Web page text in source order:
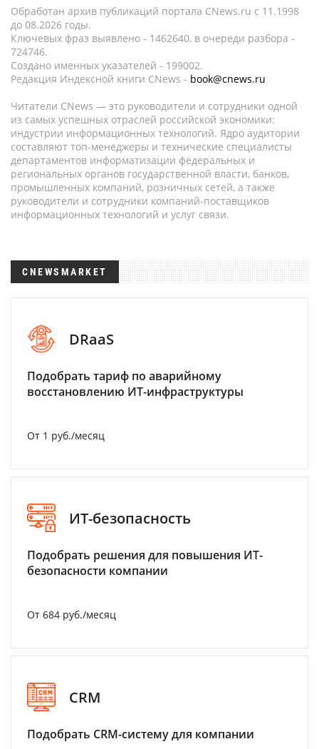
Обработан архив публикаций портала CNews.ru c 11.1998
до 08.2026 годы.
Ключевых фраз выявлено - 1462640, в очереди разбора -
724746.
Создано именных указателей - 199002.
Редакция Индексной книги CNews - book@cnews.ru
Читатели CNews — это руководители и сотрудники одной
из самых успешных отраслей российской экономики:
индустрии информационных технологий. Ядро аудитории
составляют топ-менеджеры и технические специалисты
департаментов информатизации федеральных и
региональных органов государственной власти, банков,
промышленных компаний, розничных сетей, а также
руководители и сотрудники компаний-поставщиков
информационных технологий и услуг связи.
CNEWSMARKET
DRaaS
Подобрать тариф по аварийному
восстановлению ИТ-инфраструктуры
От 1 руб./месяц
ИТ-безопасность
Подобрать решения для повышения ИТ-
безопасности компании
От 684 руб./месяц
CRM
Подобрать CRM-систему для компании